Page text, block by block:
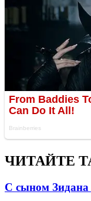
ЧИТАЙТЕ
С сыном Зидана